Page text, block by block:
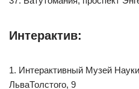
Интерактив:
1. Интерактивный Музей
ЛьваТолстого, 9